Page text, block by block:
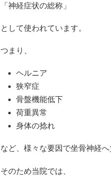
「神経症状の総称」
として使われています。
つまり、
ヘルニア
狭窄症
骨盤機能低下
荷重異常
身体の捻れ
など、様々な要因で坐骨神経
そのため当院では、